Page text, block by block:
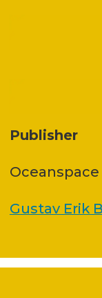
Publisher
Oceanspace
Gustav Erik